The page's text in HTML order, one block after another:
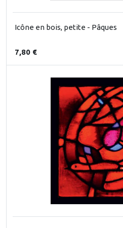
Icône en bois, petite - Pâques
7,80 €